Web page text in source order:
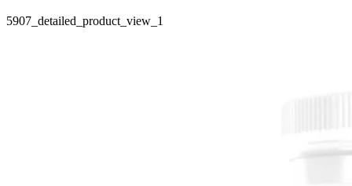
5907_detailed_product_view_1